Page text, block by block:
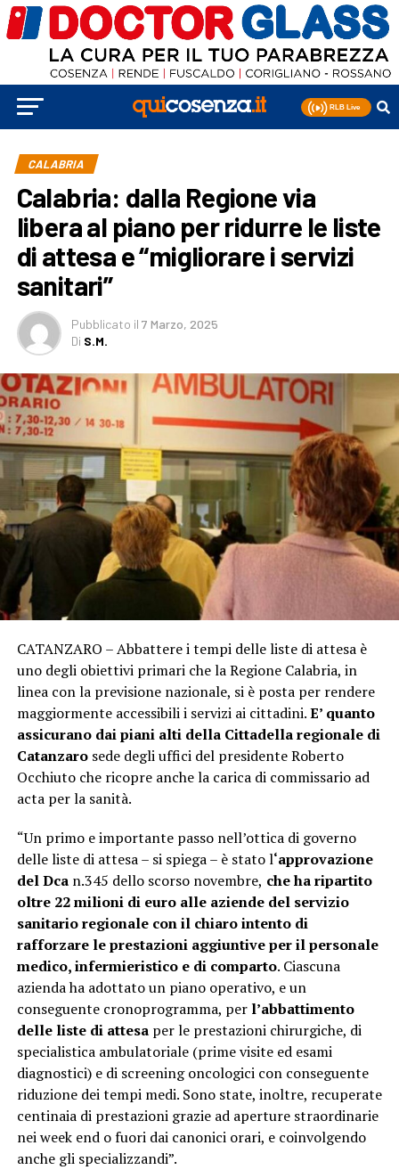
CALABRIA
Calabria: dalla Regione via
libera al piano per ridurre le liste
di attesa e “migliorare i servizi
sanitari”
Pubblicato il 7 Marzo, 2025
Di S.M.
CATANZARO – Abbattere i tempi delle liste di attesa è
uno degli obiettivi primari che la Regione Calabria, in
linea con la previsione nazionale, si è posta per rendere
maggiormente accessibili i servizi ai cittadini.E’ quanto
assicurano dai piani alti della Cittadella regionale di
Catanzarosede degli uffici del presidente Roberto
Occhiuto che ricopre anche la carica di commissario ad
acta per la sanità.
“Un primo e importante passo nell’ottica di governo
delle liste di attesa – si spiega – è stato l‘approvazione
del Dcan.345 dello scorso novembre, che ha ripartito
oltre 22 milioni di euro alle aziende del servizio
sanitario regionale con il chiaro intento di
rafforzare le prestazioni aggiuntive per il personale
medico, infermieristico e di comparto. Ciascuna
azienda ha adottato un piano operativo, e un
conseguente cronoprogramma, per l’abbattimento
delle liste di attesaper le prestazioni chirurgiche, di
specialistica ambulatoriale (prime visite ed esami
diagnostici) e di screening oncologici con conseguente
riduzione dei tempi medi. Sono state, inoltre, recuperate
centinaia di prestazioni grazie ad aperture straordinarie
nei week end o fuori dai canonici orari, e coinvolgendo
anche gli specializzandi”.